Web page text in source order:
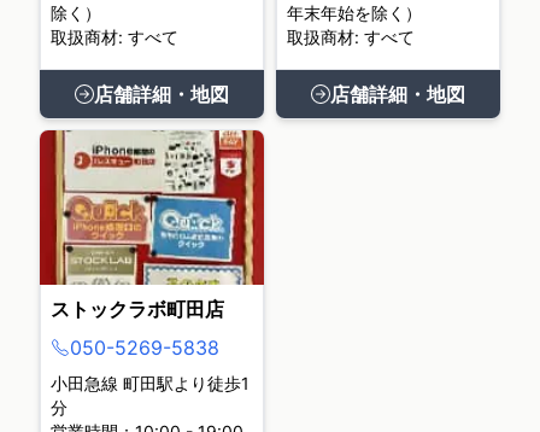
除く）
取扱商材: すべて
店舗詳細・地図
年末年始を除く）
取扱商材: すべて
店舗詳細・地図
ストックラボ町田店
050-5269-5838
小田急線 町田駅より徒歩1
分